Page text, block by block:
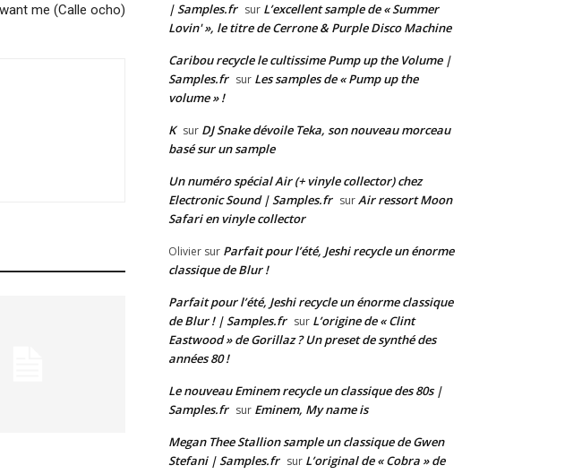
me (Calle ocho)
| Samples.fr sur L’excellent sample de « Summer
Lovin' », le titre de Cerrone & Purple Disco Machine
Caribou recycle le cultissime Pump up the Volume |
Samples.fr sur Les samples de « Pump up the
volume » !
K sur DJ Snake dévoile Teka, son nouveau morceau
basé sur un sample
Un numéro spécial Air (+ vinyle collector) chez
Electronic Sound | Samples.fr surAir ressort Moon
Safari en vinyle collector
Olivier sur Parfait pour l’été, Jeshi recycle un énorme
classique de Blur !
Parfait pour l’été, Jeshi recycle un énorme classique
de Blur ! | Samples.fr sur L’origine de « Clint
Eastwood » de Gorillaz ? Un preset de synthé des
années 80 !
Le nouveau Eminem recycle un classique des 80s |
Samples.fr sur Eminem, My name is
Megan Thee Stallion sample un classique de Gwen
Stefani | Samples.fr sur L’original de « Cobra » de